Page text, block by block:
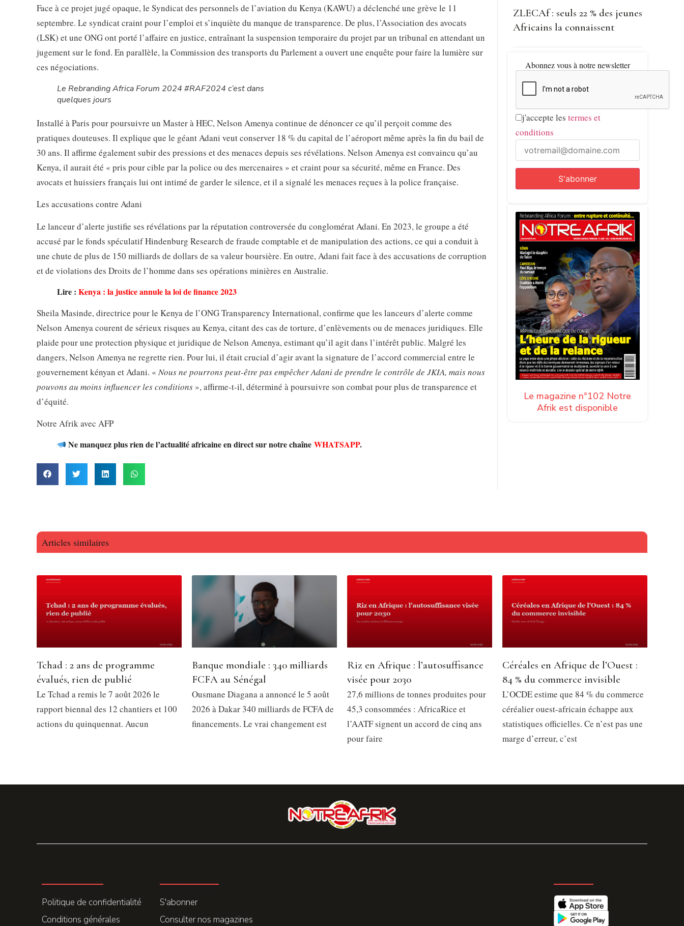
Face à ce projet jugé opaque, le Syndicat des personnels de l’aviation du Kenya (KAWU) a déclenché une grève le 11
septembre. Le syndicat craint pour l’emploi et s’inquiète du manque de transparence. De plus, l’Association des avocats
(LSK) et une ONG ont porté l’affaire en justice, entraînant la suspension temporaire du projet par un tribunal en attendant un
jugement sur le fond. En parallèle, la Commission des transports du Parlement a ouvert une enquête pour faire la lumière sur
ces négociations.
Le Rebranding Africa Forum 2024 #RAF2024 c’est dans
quelques jours
Installé à Paris pour poursuivre un Master à HEC, Nelson Amenya continue de dénoncer ce qu’il perçoit comme des
pratiques douteuses. Il explique que le géant Adani veut conserver 18 % du capital de l’aéroport même après la fin du bail de
30 ans. Il affirme également subir des pressions et des menaces depuis ses révélations. Nelson Amenya est convaincu qu’au
Kenya, il aurait été « pris pour cible par la police ou des mercenaires » et craint pour sa sécurité, même en France. Des
avocats et huissiers français lui ont intimé de garder le silence, et il a signalé les menaces reçues à la police française.
Les accusations contre Adani
Le lanceur d’alerte justifie ses révélations par la réputation controversée du conglomérat Adani. En 2023, le groupe a été
accusé par le fonds spéculatif Hindenburg Research de fraude comptable et de manipulation des actions, ce qui a conduit à
une chute de plus de 150 milliards de dollars de sa valeur boursière. En outre, Adani fait face à des accusations de corruption
et de violations des Droits de l’homme dans ses opérations minières en Australie.
Lire : Kenya : la justice annule la loi de finance 2023
Sheila Masinde, directrice pour le Kenya de l’ONG Transparency International, confirme que les lanceurs d’alerte comme
Nelson Amenya courent de sérieux risques au Kenya, citant des cas de torture, d’enlèvements ou de menaces juridiques. Elle
plaide pour une protection physique et juridique de Nelson Amenya, estimant qu’il agit dans l’intérêt public. Malgré les
dangers, Nelson Amenya ne regrette rien. Pour lui, il était crucial d’agir avant la signature de l’accord commercial entre le
gouvernement kényan et Adani. « Nous ne pourrons peut-être pas empêcher Adani de prendre le contrôle de JKIA, mais nous
pouvons au moins influencer les conditions », affirme-t-il, déterminé à poursuivre son combat pour plus de transparence et
d’équité.
Notre Afrik avec AFP
Ne manquez plus rien de l’actualité africaine en direct sur notre chaîneWHATSAPP.
ZLECAf : seuls 22 % des jeunes
Africains la connaissent
Abonnez vous à notre newsletter
j'accepte les termes et
conditions
Le magazine n°102 Notre
Afrik est disponible
Articles similaires
Tchad : 2 ans de programme
évalués, rien de publié
Le Tchad a remis le 7 août 2026 le
rapport biennal des 12 chantiers et 100
actions du quinquennat. Aucun
Banque mondiale : 340 milliards
FCFA au Sénégal
Ousmane Diagana a annoncé le 5 août
2026 à Dakar 340 milliards de FCFA de
financements. Le vrai changement est
Riz en Afrique : l’autosuffisance
visée pour 2030
27,6 millions de tonnes produites pour
45,3 consommées : AfricaRice et
l’AATF signent un accord de cinq ans
pour faire
Céréales en Afrique de l’Ouest :
84 % du commerce invisible
L’OCDE estime que 84 % du commerce
céréalier ouest-africain échappe aux
statistiques officielles. Ce n’est pas une
marge d’erreur, c’est
Politique de confidentialité
Conditions générales
S'abonner
Consulter nos magazines